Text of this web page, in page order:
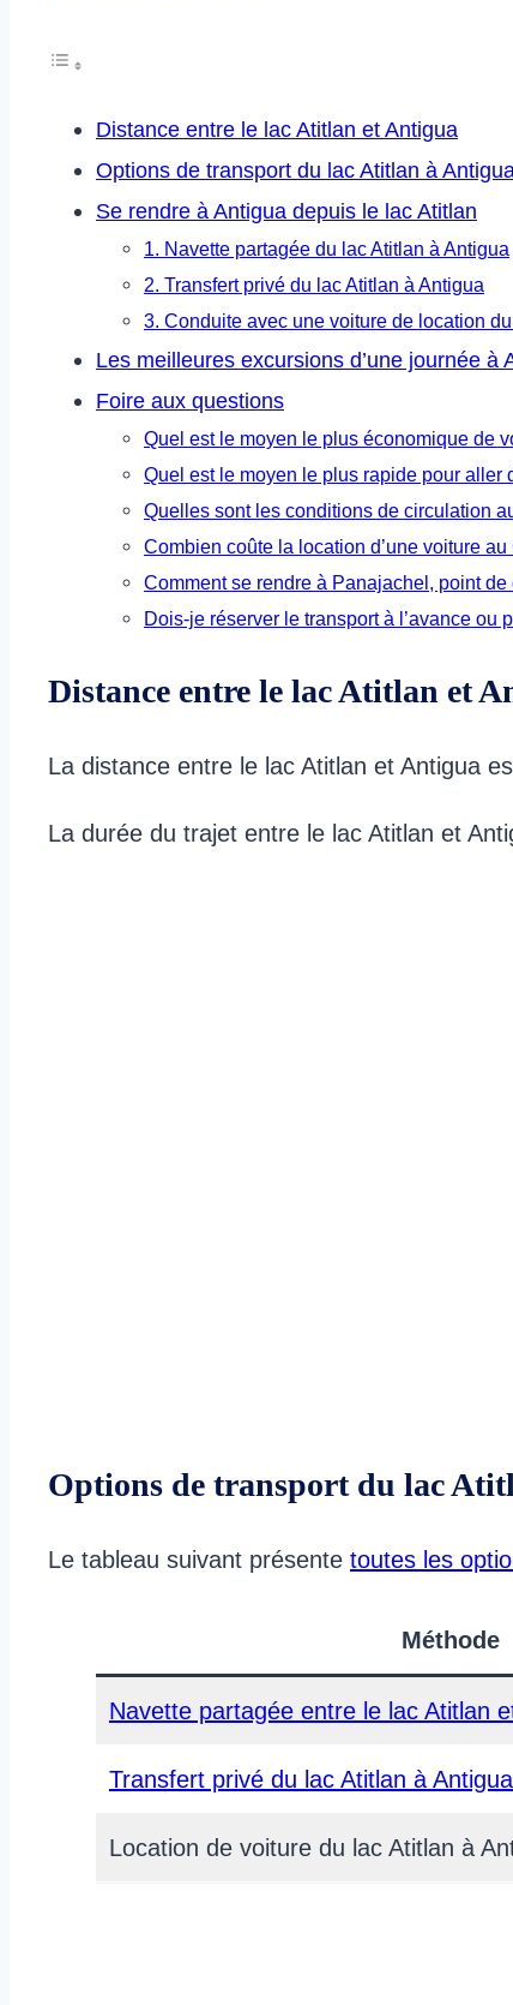
Distance entre le lac Atitlan et Antigua
Options de transport du lac Atitlan à
Se rendre à Antigua depuis le lac Atitlan
1. Navette partagée du lac Atitlan à Antigua
2. Transfert privé du lac Atitlan à Antigua
3. Conduite avec une voiture de location
Les meilleures excursions d’une journée à
Foire aux questions
Quel est le moyen le plus économique de
Quel est le moyen le plus rapide pour aller
Quelles sont les conditions de circulation
Combien coûte la location d’une voiture
Comment se rendre à Panajachel, point
Dois-je réserver le transport à l’avance ou
Distance entre le lac Atitlan et
La distance entre le lac Atitlan et Antigua
La durée du trajet entre le lac Atitlan et
Options de transport du lac
Le tableau suivant présente toutes les
Méthode
Navette partagée entre le lac Atitlan
Transfert privé du lac Atitlan à Antigua
Location de voiture du lac Atitlan à